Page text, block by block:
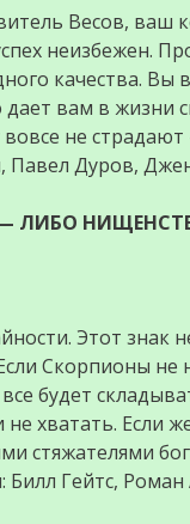
Весов,
неизбежен.
качества. Вы
вам в жизни
не
Павел Дуров,
ЛИБО
Этот знак
Скорпионы не
будет
не хватать. Если
стяжателями
Билл Гейтс,